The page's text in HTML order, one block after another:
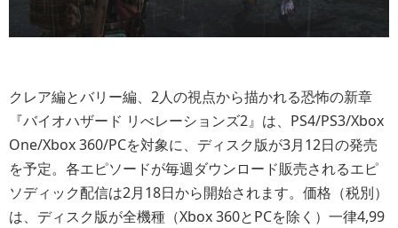
クレア編とバリー編、2人の視点から描かれる恐怖の新章
『バイオハザード リべレーションズ2』は、PS4/PS3/Xbox
One/Xbox 360/PCを対象に、ディスク版が3月12日の発売
を予定。各エピソードが毎週ダウンロード販売されるエピ
ソディック配信は2月18日から開始されます。価格（税別）
は、ディスク版が全機種（Xbox 360とPCを除く）一律4,99